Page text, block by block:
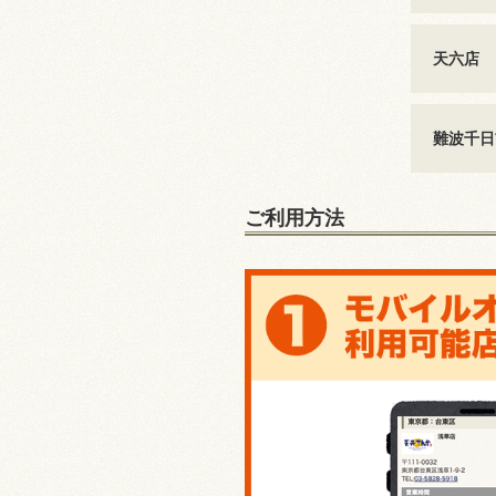
天六店
難波千
ご利用方法